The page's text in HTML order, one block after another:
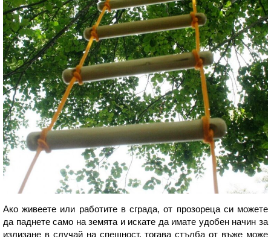
Ако живеете или работите в сграда, от прозореца си можете
да паднете само на земята и искате да имате удобен начин за
излизане в случай на спешност, тогава стълба от въже може